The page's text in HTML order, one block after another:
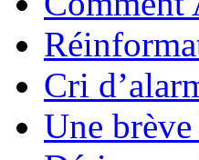
Cri
Une